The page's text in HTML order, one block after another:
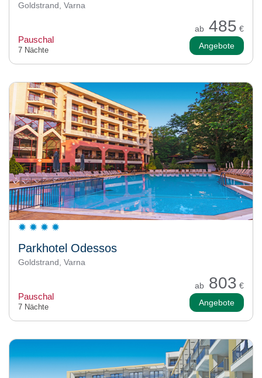
Goldstrand, Varna
ab 485 €
Pauschal
7 Nächte Angebote
Parkhotel Odessos
Goldstrand, Varna
ab 803 €
Pauschal
7 Nächte Angebote